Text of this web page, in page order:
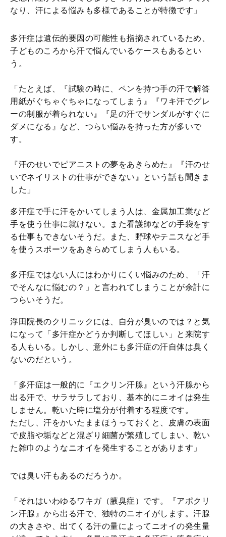
なり、汗による悩みも多様であることが特徴です」
多汗症は遺伝的要因の可能性も指摘されているため、
子どものころから汗で悩んでいるケースもあるとい
う。
「たとえば、『試験の時に、ペンを持つ手の汗で解答
用紙がぐちゃぐちゃになってしまう』『ワキ汗でグレ
ーの制服が着られない』『足の汗でサンダルがすぐに
ダメになる』など、つらい悩みを持った方が多いで
す。
『汗のせいでピアニストの夢をあきらめた』『汗のせ
いでネイリストの仕事ができない』という話も聞きま
した」
多汗症で手に汗をかいてしまう人は、金属加工業など
手を使う仕事に就けない。また看護師などの手袋をす
る仕事もできないそうだ。また、野球やテニスなど手
を使うスポーツをあきらめてしまう人もいる。
多汗症ではない人にはわかりにくい悩みのため、「汗
でそんなに悩むの？」と言われてしまうことが余計に
つらいそうだ。
浮田院長のクリニックには、自分が臭いのでは？と気
になって「多汗症かどうか判断してほしい」と来院す
る人もいる。しかし、意外にも多汗症の汗自体は臭く
ないのだという。
「多汗症は一般的に『エクリン汗腺』という汗腺から
出る汗で、サラサラしており、基本的にニオイは発生
しません。乾いた時に塩分が付着する程度です。
ただし、汗をかいたままほうっておくと、皮膚の表面
で皮脂や垢などと混ざり細菌が繁殖してしまい、乾い
た雑巾のようなニオイを発生することがあります」
では臭い汗もあるのだろうか。
「それはいわゆるワキガ（腋臭症）です。『アポクリ
ン汗腺』から出る汗で、独特のニオイがします。汗腺
の大きさや、出てくる汗の量によってニオイの発生量